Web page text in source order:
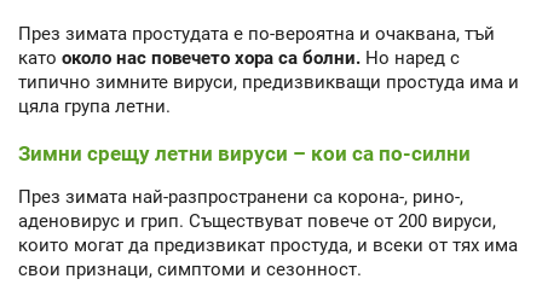
През зимата простудата е по-вероятна и очаквана, тъй
като около нас повечето хора са болни. Но наред с
типично зимните вируси, предизвикващи простуда има и
цяла група летни.
Зимни срещу летни вируси – кои са по-силни
През зимата най-разпространени са корона-, рино-,
аденовирус и грип. Съществуват повече от 200 вируси,
които могат да предизвикат простуда, и всеки от тях има
свои признаци, симптоми и сезонност.